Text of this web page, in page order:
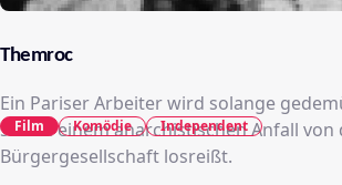
Themroc
Ein Pariser Arbeiter wird solange
sich in einem anarchistischen Anfall von
Bürgergesellschaft losreißt.
Film Komödie Independent